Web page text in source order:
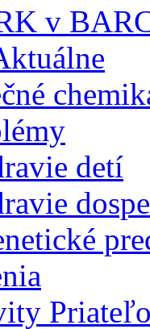
v
detí